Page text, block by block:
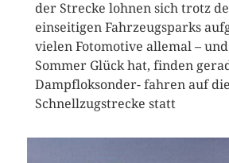
der Strecke lohnen sich trotz
einseitigen Fahrzeugsparks
vielen Fotomotive allemal –
Sommer Glück hat, finden
Dampfloksonder- fahren auf
Schnellzugstrecke statt